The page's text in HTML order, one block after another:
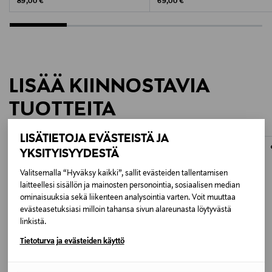
LISÄTIETOJA EVÄSTEISTÄ JA
YKSITYISYYDESTÄ
Valitsemalla “Hyväksy kaikki”, sallit evästeiden tallentamisen
laitteellesi sisällön ja mainosten personointia, sosiaalisen median
ominaisuuksia sekä liikenteen analysointia varten. Voit muuttaa
evästeasetuksiasi milloin tahansa sivun alareunasta löytyvästä
linkistä.
Tietoturva ja evästeiden käyttö
89,00 € 69,00 €
LISÄÄ KIINNOSTAVIA
TUOTTEITA